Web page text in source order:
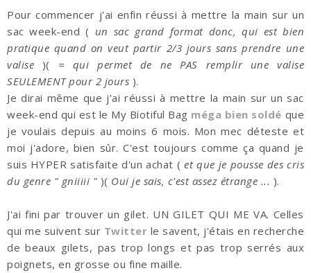
Pour commencer j'ai enfin réussi à mettre la main sur un
sac week-end ( un sac grand format donc, qui est bien
pratique quand on veut partir 2/3 jours sans prendre une
valise )( = qui permet de ne PAS remplir une valise
SEULEMENT pour 2 jours ).
Je dirai même que j'ai réussi à mettre la main sur un sac
week-end qui est le My Biotiful Bag méga bien soldé que
je voulais depuis au moins 6 mois. Mon mec déteste et
moi j'adore, bien sûr. C'est toujours comme ça quand je
suis HYPER satisfaite d'un achat (et que je pousse des cris
du genre " gniiiii " )( Oui je sais, c'est assez étrange ... ).
J'ai fini par trouver un gilet. UN GILET QUI ME VA. Celles
qui me suivent sur Twitter le savent, j'étais en recherche
de beaux gilets, pas trop longs et pas trop serrés aux
poignets, en grosse ou fine maille.